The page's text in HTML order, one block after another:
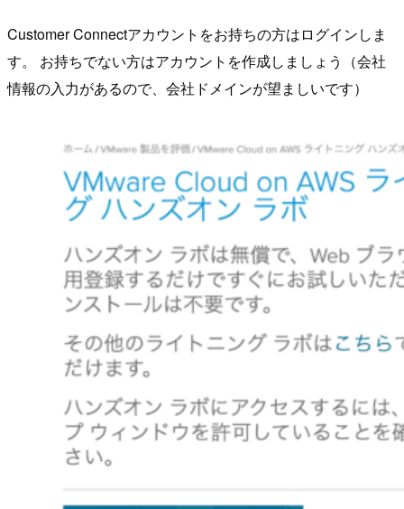
Customer Connectアカウントをお持ちの方はログインしま
す。 お持ちでない方はアカウントを作成しましょう（会社
情報の入力があるので、会社ドメインが望ましいです）